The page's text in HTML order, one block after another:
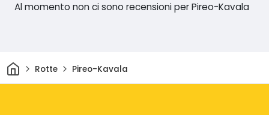
Al momento non ci sono recensioni per Pireo-Kavala
CasaRotte Pireo-Kavala